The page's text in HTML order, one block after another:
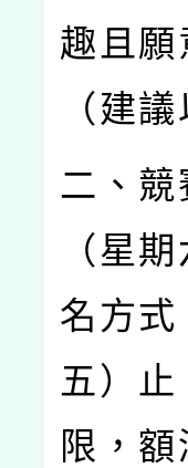
趣且
（建
二、競
（星
名方式
五）
限，